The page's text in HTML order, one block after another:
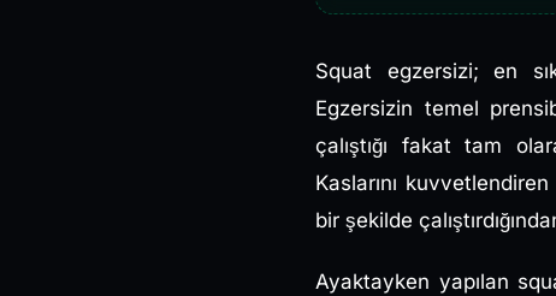
Squat egzersizi; en
Egzersizin temel
çalıştığı fakat tam
Kaslarını
bir şekilde
Ayaktayken yapılan